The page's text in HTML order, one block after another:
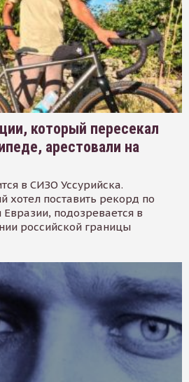
который пересекал
арестовали на
в СИЗО Уссурийска.
хотел поставить рекорд по
подозревается в
российской границы